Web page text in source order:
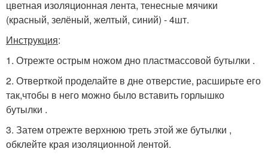
цветная изоляционная лента, тенесные мячики
(красный, зелёный, желтый, синий) - 4шт.
Инструкция:
1. Отрежте острым ножом дно пластмассовой бутылки .
2. Отверткой проделайте в дне отверстие, расширьте его
так,чтобы в него можно было вставить горлышко
бутылки .
3. Затем отрежте верхнюю треть этой же бутылки ,
обклейте края изоляционной лентой.